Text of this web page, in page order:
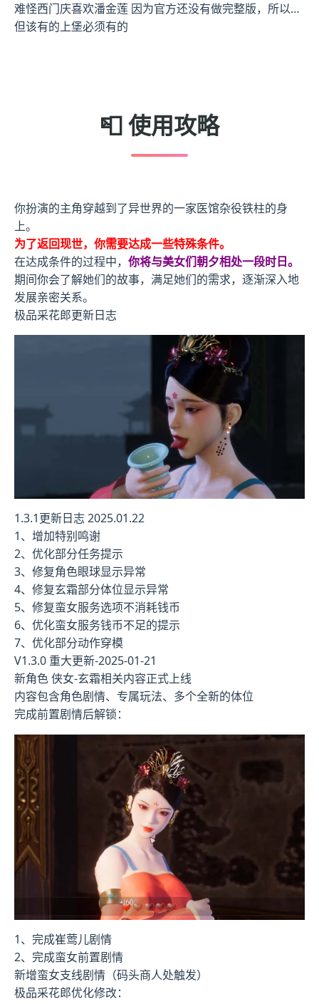
难怪西门庆喜欢潘金莲 因为官方还没有做完整版，所以…
但该有的上堡必须有的
📮 使用攻略
你扮演的主角穿越到了异世界的一家医馆杂役铁柱的身
上。
为了返回现世，你需要达成一些特殊条件。
在达成条件的过程中， 你将与美女们朝夕相处一段时日。
期间你会了解她们的故事，满足她们的需求，逐渐深入地
发展亲密关系。
极品采花郎更新日志
1.3.1更新日志 2025.01.22
1、增加特别鸣谢
2、优化部分任务提示
3、修复角色眼球显示异常
4、修复玄霜部分体位显示异常
5、修复蛮女服务选项不消耗钱币
6、优化蛮女服务钱币不足的提示
7、优化部分动作穿模
V1.3.0 重大更新-2025-01-21
新角色 侠女-玄霜相关内容正式上线
内容包含角色剧情、专属玩法、多个全新的体位
完成前置剧情后解锁：
1、完成崔莺儿剧情
2、完成蛮女前置剧情
新增蛮女支线剧情（码头商人处触发）
极品采花郎优化修改：